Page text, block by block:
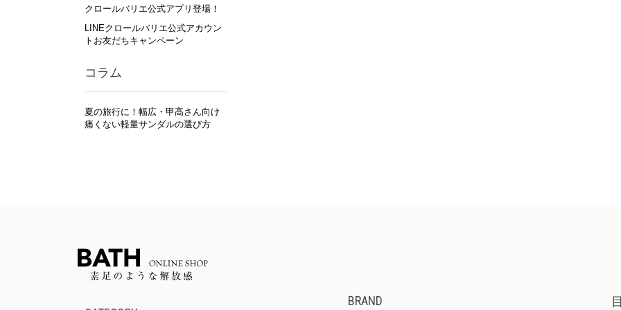
クロールバリエ公式アプリ登場！
LINEクロールバリエ公式アカウン
トお友だちキャンペーン
コラム
夏の旅行に！幅広・甲高さん向け
痛くない軽量サンダルの選び方
BRAND